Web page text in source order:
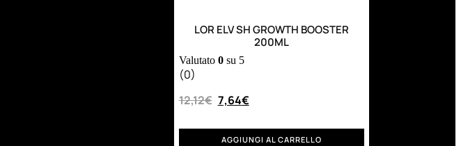
LOR ELV SH GROWTH BOOSTER
200ML
Valutato 0su 5
(0)
12,12€ 7,64€
AGGIUNGI AL CARRELLO